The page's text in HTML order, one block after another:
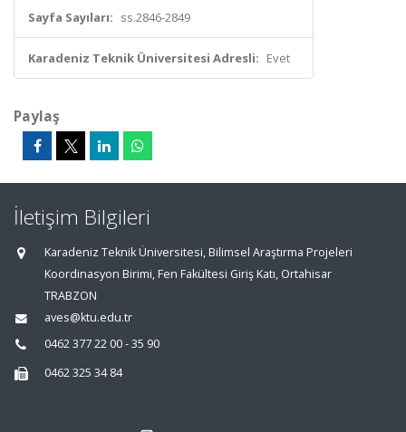
Sayfa Sayıları: ss.2846-2849
Karadeniz Teknik Üniversitesi Adresli: Evet
Paylaş
İletişim Bilgileri
Karadeniz Teknik Üniversitesi, Bilimsel Araştırma Projeleri
Koordinasyon Birimi, Fen Fakültesi Giriş Katı, Ortahisar
TRABZON
aves@ktu.edu.tr
0462 377 22 00 - 35 90
0462 325 34 84